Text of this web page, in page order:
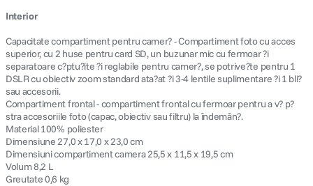
Interior
Capacitate compartiment pentru camer? - Compartiment foto cu acces
superior, cu 2 huse pentru card SD, un buzunar mic cu fermoar ?i
separatoare c?ptu?ite ?i reglabile pentru camer?, se potrive?te pentru 1
DSLR cu obiectiv zoom standard ata?at ?i 3-4 lentile suplimentare ?i 1 bli?
sau accesorii.
Compartiment frontal - compartiment frontal cu fermoar pentru a v? p?
stra accesoriile foto (capac, obiectiv sau filtru) la îndemân?.
Material 100% poliester
Dimensiune 27,0 x 17,0 x 23,0 cm
Dimensiuni compartiment camera 25,5 x 11,5 x 19,5 cm
Volum 8,2 L
Greutate 0,6 kg